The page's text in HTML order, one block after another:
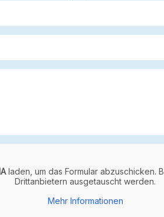
laden, um das Formular abzuschicken.
Drittanbietern ausgetauscht werden.
Mehr Informationen